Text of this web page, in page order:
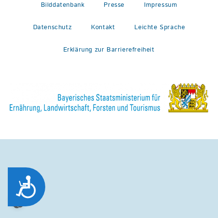
Zug&auml;nglichkeit
Bilddatenbank Presse Impressum
Datenschutz Kontakt Leichte Sprache
Erklärung zur Barrierefreiheit